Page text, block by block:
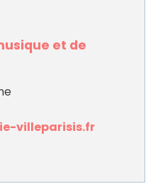
et de
villeparisis.fr